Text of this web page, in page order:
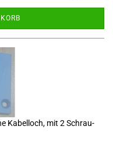
Ka­bel­loch, mit 2 Schrau­